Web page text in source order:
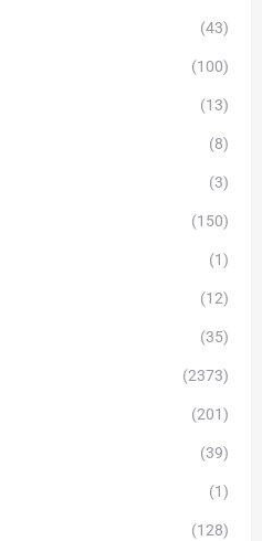
(43)
(100)
(13)
(8)
(3)
(150)
(1)
(12)
(35)
(2373)
(201)
(39)
(1)
(128)